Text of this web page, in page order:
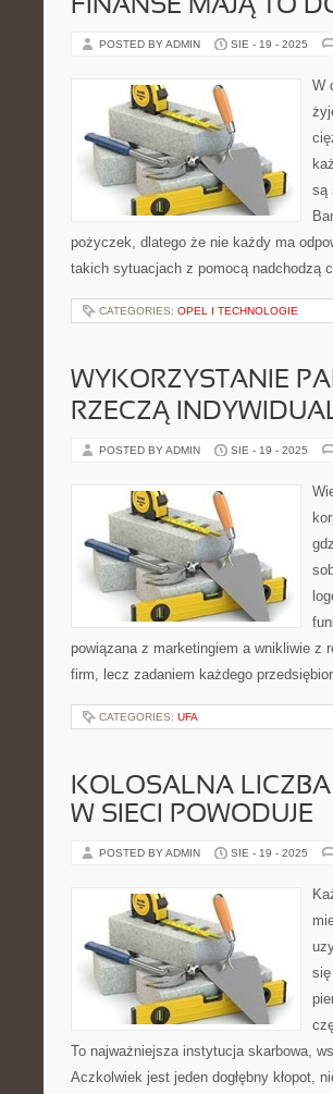
FINANSE MAJĄ TO
POSTED BY ADMIN SIE - 19 - 2025
W
są
pożyczek, dlatego że nie każdy ma
takich sytuacjach z pomocą nadchodzą
CATEGORIES: OPEL I TECHNOLOGIE
WYKORZYSTANIE
RZECZĄ
POSTED BY ADMIN SIE - 19 - 2025
powiązana z marketingiem a wnikliwie z
firm, lecz zadaniem każdego
CATEGORIES: UFA
KOLOSALNA
W SIECI POWODUJE
POSTED BY ADMIN SIE - 19 - 2025
To najważniejsza instytucja skarbowa,
Aczkolwiek jest jeden dogłębny kłopot,